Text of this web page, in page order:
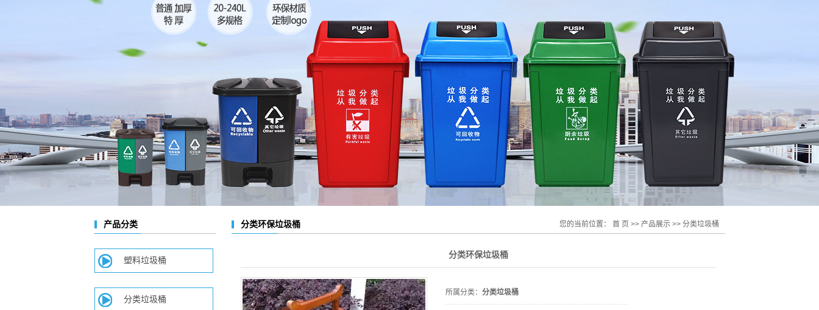
环卫车辆
护栏系列
产品分类
塑料垃圾桶
分类垃圾桶
分类环保垃圾桶 您的当前位置： 首 页 >> 产品展示>> 分类垃圾桶
分类环保垃圾桶
所属分类： 分类垃圾桶